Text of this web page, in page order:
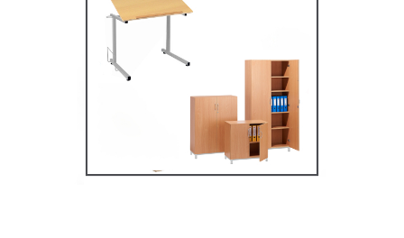
Mobilier secondaire /
supérieur
MOBILIER SCOLAIRE